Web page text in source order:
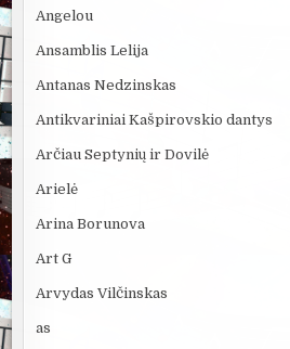
Angelou
Ansamblis Lelija
Antanas Nedzinskas
Antikvariniai Kašpirovskio dantys
Arčiau Septynių ir Dovilė
Arielė
Arina Borunova
Art G
Arvydas Vilčinskas
as